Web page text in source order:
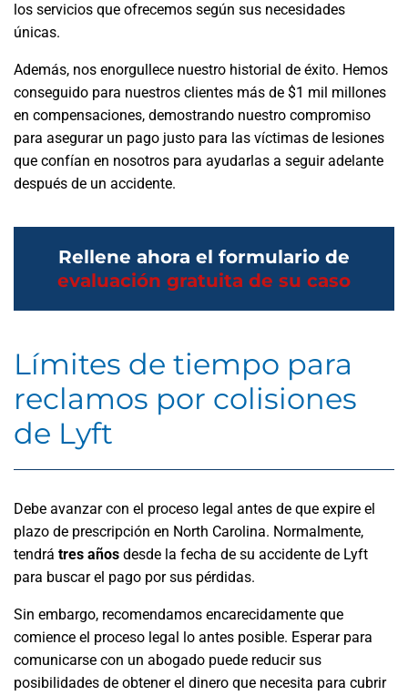
los servicios que ofrecemos según sus necesidades
únicas.
Además, nos enorgullece nuestro historial de éxito. Hemos
conseguido para nuestros clientes más de $1 mil millones
en compensaciones, demostrando nuestro compromiso
para asegurar un pago justo para las víctimas de lesiones
que confían en nosotros para ayudarlas a seguir adelante
después de un accidente.
Rellene ahora el formulario de
evaluación gratuita de su caso
Límites de tiempo para
reclamos por colisiones
de Lyft
Debe avanzar con el proceso legal antes de que expire el
plazo de prescripción en North Carolina. Normalmente,
tendrá tres años desde la fecha de su accidente de Lyft
para buscar el pago por sus pérdidas.
Sin embargo, recomendamos encarecidamente que
comience el proceso legal lo antes posible. Esperar para
comunicarse con un abogado puede reducir sus
posibilidades de obtener el dinero que necesita para cubrir